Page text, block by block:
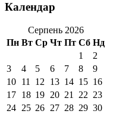
Календар
Серпень 2026
Пн Вт Ср Чт Пт Сб Нд
1
2
3
4 5 6 7 8
9
10 11 12 13 14 15 16
17 18 19 20 21 22 23
24 25 26 27 28 29 30